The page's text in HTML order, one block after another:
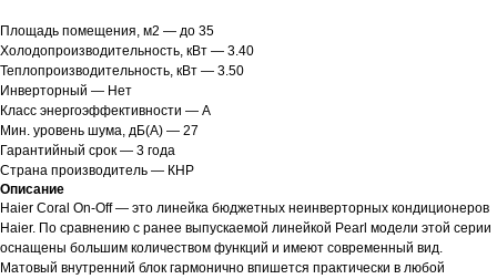
Площадь помещения, м2 — до 35
Холодопроизводительность, кВт — 3.40
Теплопроизводительность, кВт — 3.50
Инверторный — Нет
Класс энергоэффективности — А
Мин. уровень шума, дБ(А) — 27
Гарантийный срок — 3 года
Страна производитель — КНР
Описание
Haier Coral On-Off — это линейка бюджетных неинверторных кондиционеров
Haier. По сравнению с ранее выпускаемой линейкой Pearl модели этой серии
оснащены большим количеством функций и имеют современный вид.
Матовый внутренний блок гармонично впишется практически в любой